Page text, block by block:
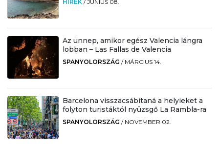
HÍREK /JÚNIUS 08.
Az ünnep, amikor egész Valencia lángra
lobban – Las Fallas de Valencia
SPANYOLORSZÁG / MÁRCIUS 14.
Barcelona visszacsábítaná a helyieket a
folyton turistáktól nyüzsgő La Rambla-ra
SPANYOLORSZÁG / NOVEMBER 02.